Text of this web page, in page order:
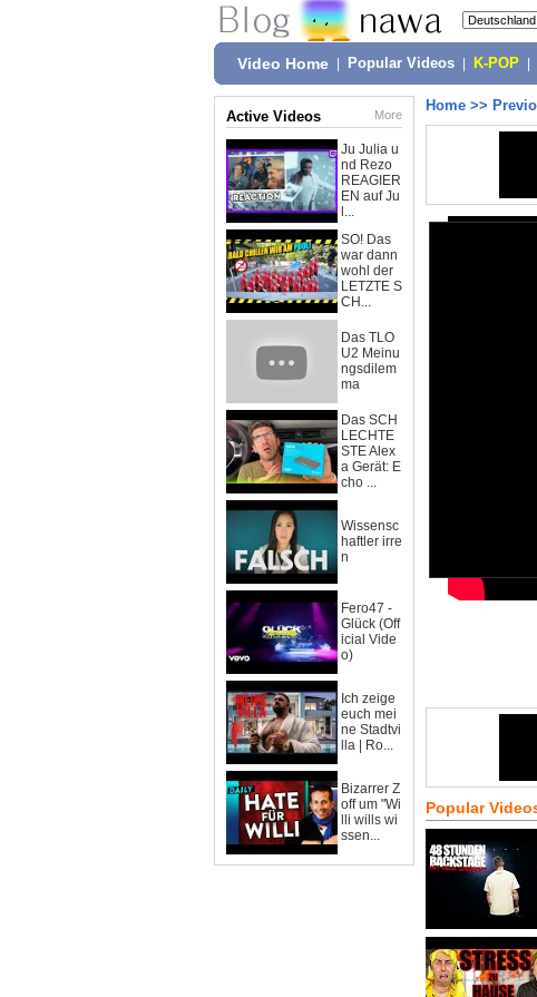
Video Home Popular Videos K-POP
Active Videos More
Ju Julia u
nd Rezo
REAGIER
EN auf Ju
l...
SO! Das
war dann
wohl der
LETZTE S
CH...
Das TLO
U2 Meinu
ngsdilem
ma
Das SCH
LECHTE
STE Alex
a Gerät: E
cho ...
Wissensc
haftler irre
n
Fero47 -
Glück (Off
icial Vide
o)
Ich zeige
euch mei
ne Stadtvi
lla | Ro...
Bizarrer Z
off um "Wi
lli wills wi
ssen...
Home >>
Popular